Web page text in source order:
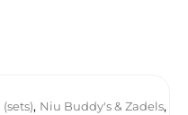
, Niu Buddy's & Zadels,